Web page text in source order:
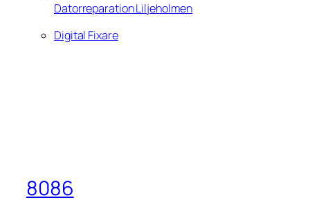
Datorreparation Liljeholmen
Digital Fixare
8086